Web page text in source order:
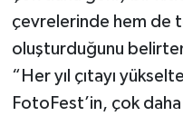
çevrelerinde hem de
oluşturduğunu
“Her yıl çıtayı
FotoFest’in, çok